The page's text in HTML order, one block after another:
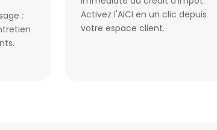
:
Activez l'AICI en un clic depuis
votre espace client.